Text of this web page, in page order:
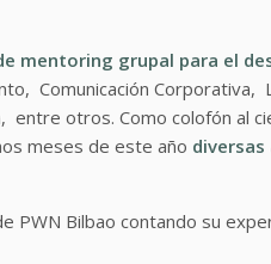
mentoring grupal para el
Comunicación Corporativa,
entre otros. Como colofón al
meses de este año diversas
PWN Bilbao contando su